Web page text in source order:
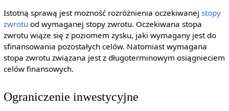
Istotną sprawą jest możność rozróżnienia oczekiwanej stopy
zwrotu od wymaganej stopy zwrotu. Oczekiwana stopa
zwrotu wiąże się z poziomem zysku, jaki wymagany jest do
sfinansowania pozostałych celów. Natomiast wymagana
stopa zwrotu związana jest z długoterminowym osiągnieciem
celów finansowych.
Ograniczenie inwestycyjne